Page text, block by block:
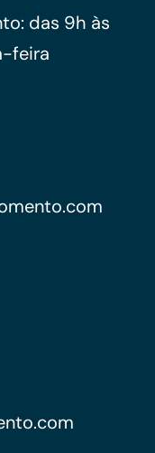
das 9h às
feira